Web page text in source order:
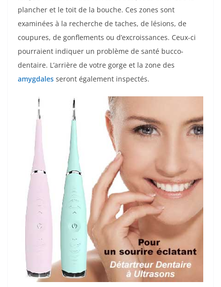
plancher et le toit de la bouche. Ces zones sont
examinées à la recherche de taches, de lésions, de
coupures, de gonflements ou d’excroissances. Ceux-ci
pourraient indiquer un problème de santé bucco-
dentaire. L’arrière de votre gorge et la zone des
amygdales seront également inspectés.